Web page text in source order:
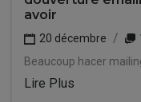
avoir
20 décembre
Beaucoup hacer
Lire Plus